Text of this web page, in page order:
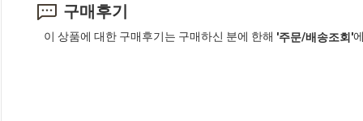
구매후기
이 상품에 대한 구매후기는 구매하신 분에 한해 '주문/배송조회'